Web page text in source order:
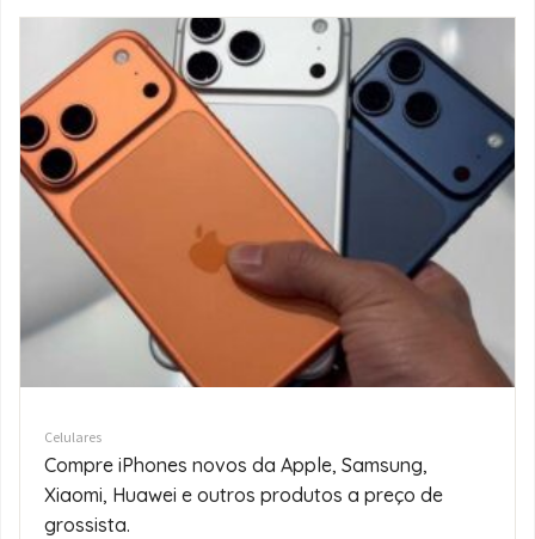
Celulares
Fornecedores Grossistas de iPhone
17/16/15/14/13 Pro Max
Localização St.andrew36803KaTembeMaputo - CidadeMozambique